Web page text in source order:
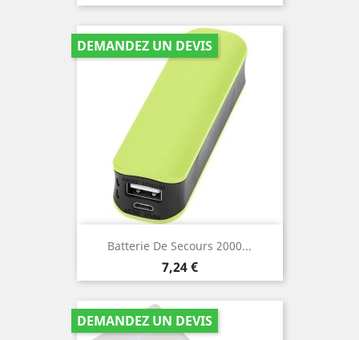
Batterie De Secours 2000...
Prix
7,24 €
DEMANDEZ UN DEVIS
DEMANDEZ UN DEVIS